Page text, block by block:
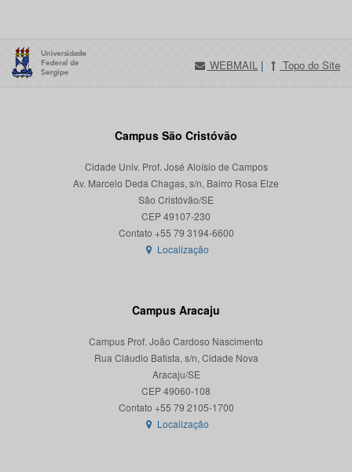
WEBMAIL | Topo do Site
Campus São Cristóvão
Cidade Univ. Prof. José Aloísio de Campos
Av. Marcelo Deda Chagas, s/n, Bairro Rosa Elze
São Cristóvão/SE
CEP 49107-230
Localização
Campus Aracaju
Campus Prof. João Cardoso Nascimento
Rua Cláudio Batista, s/n, Cidade Nova
Aracaju/SE
CEP 49060-108
Localização